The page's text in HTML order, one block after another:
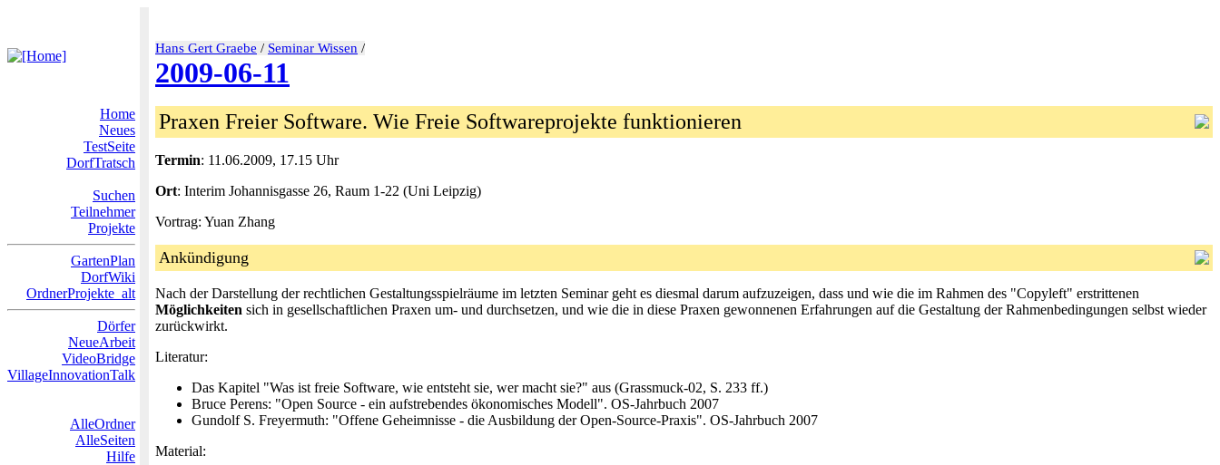
Hans Gert Graebe / Seminar Wissen /
2009-06-11
Home
Neues
TestSeite
DorfTratsch
Suchen
Teilnehmer
Projekte
GartenPlan
DorfWiki
OrdnerProjekte_alt
Dörfer
NeueArbeit
VideoBridge
VillageInnovationTalk
AlleOrdner
AlleSeiten
Hilfe
Praxen Freier Software. Wie Freie Softwareprojekte funktionieren
Termin: 11.06.2009, 17.15 Uhr
Ort: Interim Johannisgasse 26, Raum 1-22 (Uni Leipzig)
Vortrag: Yuan Zhang
Ankündigung
Nach der Darstellung der rechtlichen Gestaltungsspielräume im letzten Seminar geht es diesmal darum aufzuzeigen, dass und wie die im Rahmen des "Copyleft" erstrittenen
Möglichkeiten sich in gesellschaftlichen Praxen um- und durchsetzen, und wie die in diese Praxen gewonnenen Erfahrungen auf die Gestaltung der Rahmenbedingungen selbst wieder
zurückwirkt.
Literatur:
Das Kapitel "Was ist freie Software, wie entsteht sie, wer macht sie?" aus (Grassmuck-02, S. 233 ff.)
Bruce Perens: "Open Source - ein aufstrebendes ökonomisches Modell". OS-Jahrbuch 2007
Gundolf S. Freyermuth: "Offene Geheimnisse - die Ausbildung der Open-Source-Praxis". OS-Jahrbuch 2007
Material: